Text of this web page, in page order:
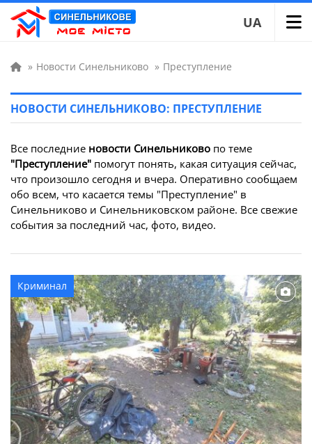
UA
» Новости Синельниково » Преступление
НОВОСТИ СИНЕЛЬНИКОВО: ПРЕСТУПЛЕНИЕ
Все последние новости Синельниково по теме
"Преступление" помогут понять, какая ситуация сейчас,
что произошло сегодня и вчера. Оперативно сообщаем
обо всем, что касается темы "Преступление" в
Синельниково и Синельниковском районе. Все свежие
события за последний час, фото, видео.
Криминал